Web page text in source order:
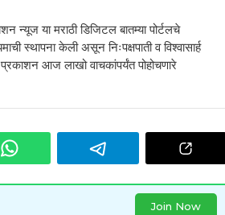
न्यूज या मराठी डिजिटल बातम्या पोर्टलचे
स्थापना केली असून निःपक्षपाती व विश्वासार्ह
आज लाखो वाचकांपर्यंत पोहोचणारे
Join Now